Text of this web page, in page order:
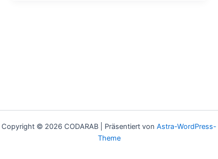
Copyright © 2026 CODARAB | Präsentiert von Astra-WordPress-
Theme